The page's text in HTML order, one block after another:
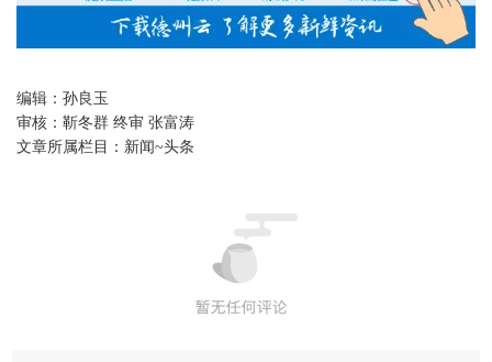
编辑： 孙良玉
审核： 靳冬群 终审 张富涛
文章所属栏目： 新闻~头条